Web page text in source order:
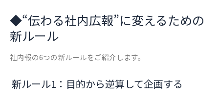
◆“伝わる社内広報”に変えるための
新ルール
社内報の6つの新ルールをご紹介します。
新ルール1：目的から逆算して企画する